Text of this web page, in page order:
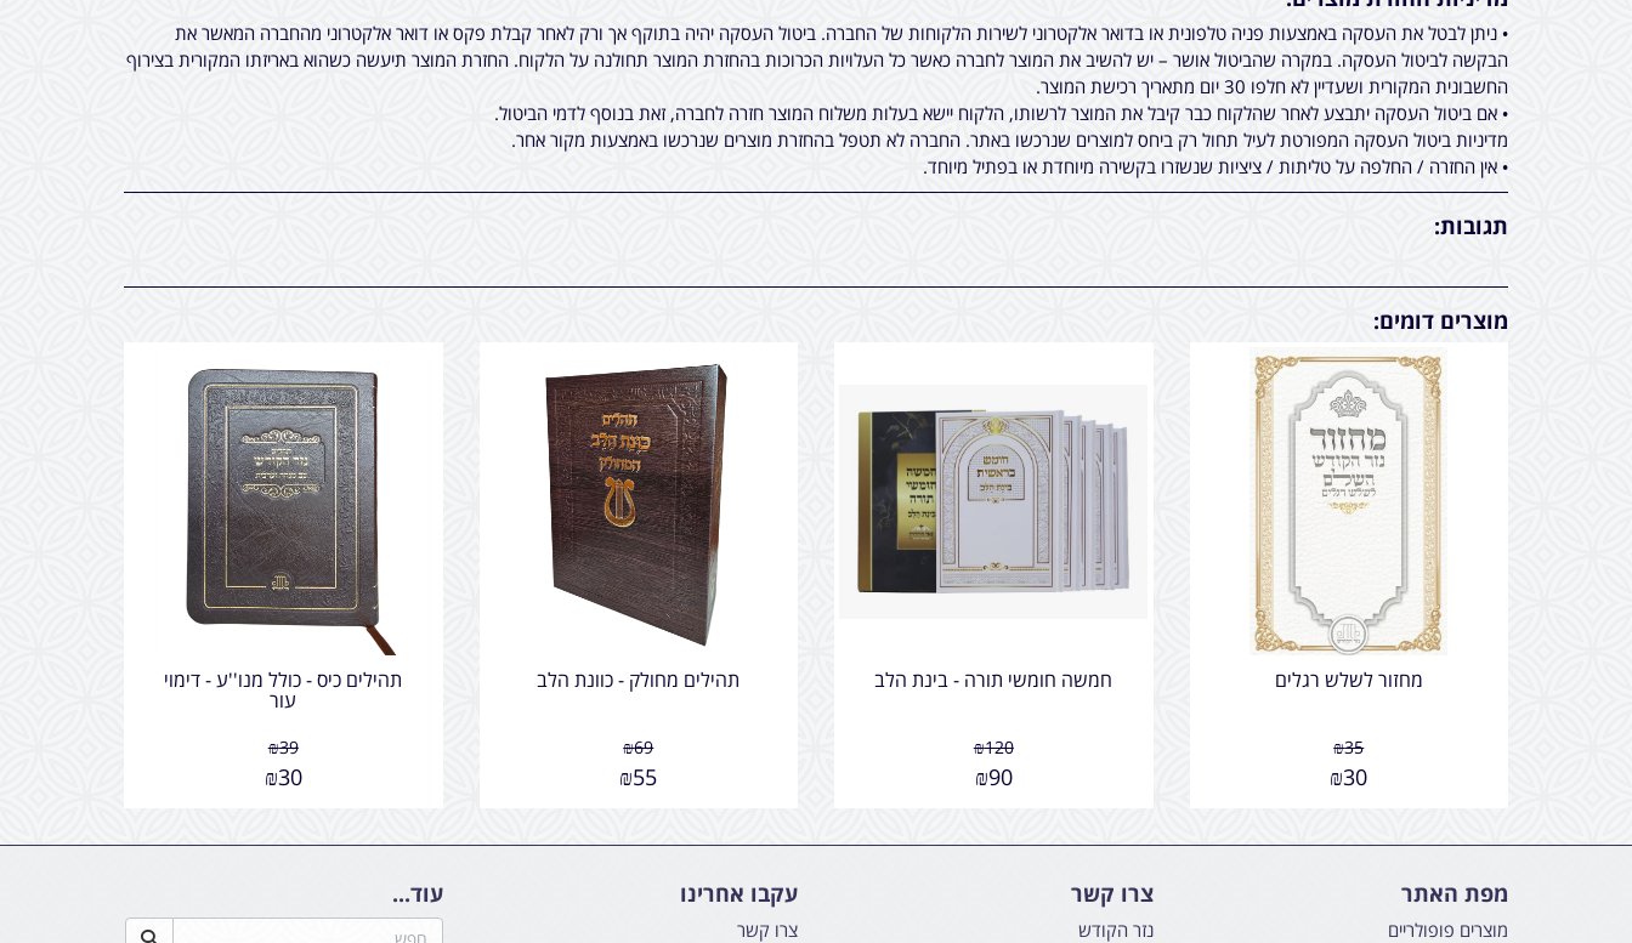
• ניתן לבטל את העסקה באמצעות פניה טלפונית או בדואר אלקטרוני לשירות הלקוחות של החברה. ביטול העסקה יהיה בתוקף אך ורק לאחר קבלת פקס או דואר אלקטרוני מהחברה המאשר את
הבקשה לביטול העסקה. במקרה שהביטול אושר – יש להשיב את המוצר לחברה כאשר כל העלויות הכרוכות בהחזרת המוצר תחולנה על הלקוח. החזרת המוצר תיעשה כשהוא באריזתו המקורית בצירוף
החשבונית המקורית ושעדיין לא חלפו 30 יום מתאריך רכישת המוצר.
• אם ביטול העסקה יתבצע לאחר שהלקוח כבר קיבל את המוצר לרשותו, הלקוח יישא בעלות משלוח המוצר חזרה לחברה, זאת בנוסף לדמי הביטול.
מדיניות ביטול העסקה המפורטת לעיל תחול רק ביחס למוצרים שנרכשו באתר. החברה לא תטפל בהחזרת מוצרים שנרכשו באמצעות מקור אחר.
• אין החזרה / החלפה על טליתות / ציציות שנשזרו בקשירה מיוחדת או בפתיל מיוחד.
תגובות:
מוצרים דומים:
מחזור לשלש רגלים
₪35
₪30
חמשה חומשי תורה - בינת הלב
₪120
₪90
תהילים מחולק - כוונת הלב
₪69
₪55
תהילים כיס - כולל מנו''ע - דימוי
עור
₪39
₪30
מפת האתר
מוצרים פופולריים
צרו קשר
נזר הקודש
עקבו אחרינו
צרו קשר
עוד...